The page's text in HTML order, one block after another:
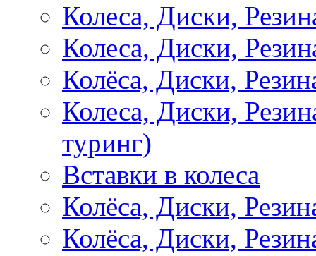
Колеса, Диски,
Колеса, Диски,
Колёса, Диски,
Колеса, Диски,
туринг)
Вставки в колеса
Колёса, Диски,
Колёса, Диски,